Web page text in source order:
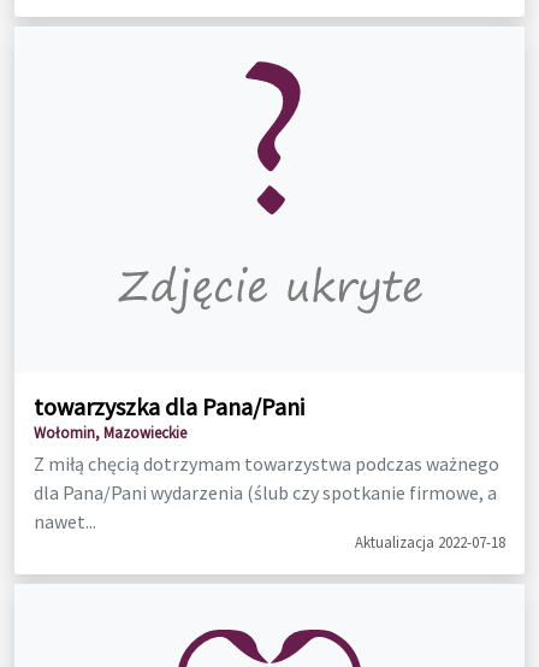
towarzyszka dla Pana/Pani
Wołomin, Mazowieckie
Z miłą chęcią dotrzymam towarzystwa podczas ważnego
dla Pana/Pani wydarzenia (ślub czy spotkanie firmowe, a
nawet...
Aktualizacja 2022-07-18